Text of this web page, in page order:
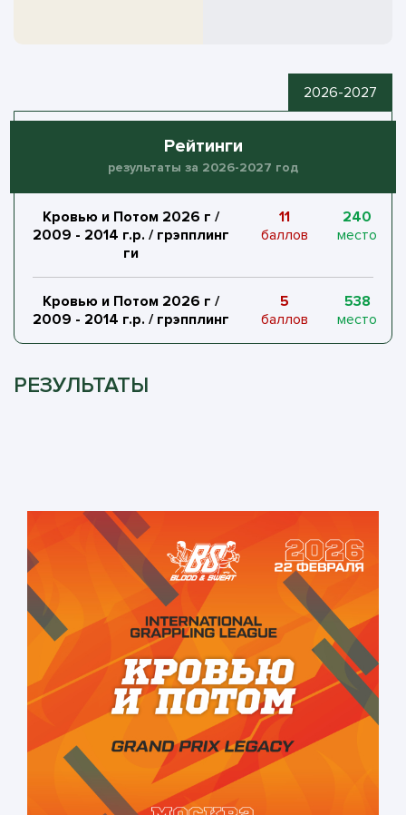
2026-2027
Рейтинги
результаты за 2026-2027 год
Кровью и Потом 2026 г /
2009 - 2014 г.р. / грэпплинг
ги
11
баллов
240
место
Кровью и Потом 2026 г /
2009 - 2014 г.р. / грэпплинг
5
баллов
538
место
РЕЗУЛЬТАТЫ